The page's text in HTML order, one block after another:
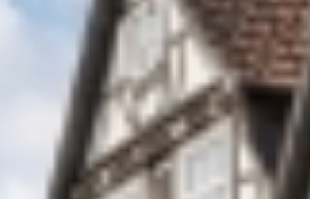
Dining
Meeting
Braunlage